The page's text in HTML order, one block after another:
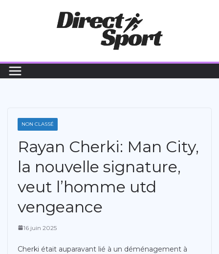
NON CLASSÉ
Rayan Cherki: Man City,
la nouvelle signature,
veut l’homme utd
vengeance
16 juin 2025
Cherki était auparavant lié à un déménagement à